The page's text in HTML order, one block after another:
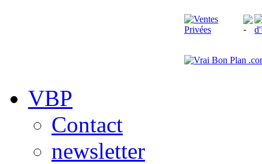
VBP
Contact
newsletter